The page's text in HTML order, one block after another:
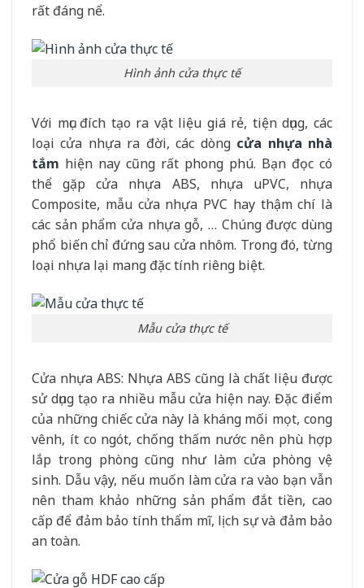
rất đáng nể.
Hình ảnh cửa thực tế
Với mục đích tạo ra vật liệu giá rẻ, tiện dụng, các
loại cửa nhựa ra đời, các dòng cửa nhựa nhà
tắm hiện nay cũng rất phong phú. Bạn đọc có
thể gặp cửa nhựa ABS, nhựa uPVC, nhựa
Composite, mẫu cửa nhựa PVC hay thậm chí là
các sản phẩm cửa nhựa gỗ, … Chúng được dùng
phổ biến chỉ đứng sau cửa nhôm. Trong đó, từng
loại nhựa lại mang đặc tính riêng biệt.
Mẫu cửa thực tế
Cửa nhựa ABS: Nhựa ABS cũng là chất liệu được
sử dụng tạo ra nhiều mẫu cửa hiện nay. Đặc điểm
của những chiếc cửa này là kháng mối mọt, cong
vênh, ít co ngót, chống thấm nước nên phù hợp
lắp trong phòng cũng như làm cửa phòng vệ
sinh. Dẫu vậy, nếu muốn làm cửa ra vào bạn vẫn
nên tham khảo những sản phẩm đắt tiền, cao
cấp để đảm bảo tính thẩm mĩ, lịch sự và đảm bảo
an toàn.